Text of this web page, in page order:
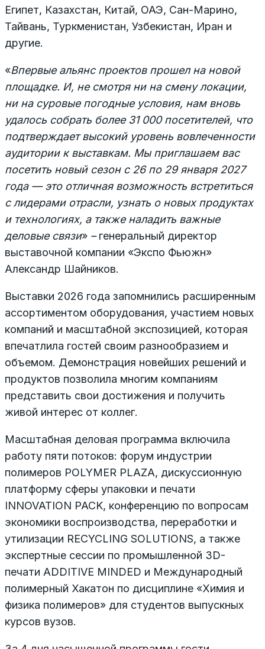
Египет, Казахстан, Китай, ОАЭ, Сан-Марино,
Тайвань, Туркменистан, Узбекистан, Иран и
другие.
«Впервые альянс проектов прошел на новой
площадке. И, не смотря ни на смену локации,
ни на суровые погодные условия, нам вновь
удалось собрать более 31 000 посетителей, что
подтверждает высокий уровень вовлеченности
аудитории к выставкам. Мы приглашаем вас
посетить новый сезон с 26 по 29 января 2027
года — это отличная возможность встретиться
с лидерами отрасли, узнать о новых продуктах
и технологиях, а также наладить важные
деловые связи» –генеральный директор
выставочной компании «Экспо Фьюжн»
Александр Шайников.
Выставки 2026 года запомнились расширенным
ассортиментом оборудования, участием новых
компаний и масштабной экспозицией, которая
впечатлила гостей своим разнообразием и
объемом. Демонстрация новейших решений и
продуктов позволила многим компаниям
представить свои достижения и получить
живой интерес от коллег.
Масштабная деловая программа включила
работу пяти потоков: форум индустрии
полимеров POLYMER PLAZA, дискуссионную
платформу сферы упаковки и печати
INNOVATION PACK, конференцию по вопросам
экономики воспроизводства, переработки и
утилизации RECYCLING SOLUTIONS, а также
экспертные сессии по промышленной 3D-
печати ADDITIVE MINDED и Международный
полимерный Хакатон по дисциплине «Химия и
физика полимеров» для студентов выпускных
курсов вузов.